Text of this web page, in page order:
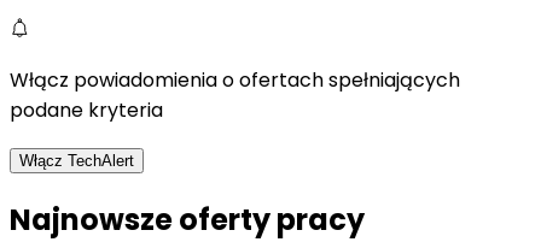
Włącz powiadomienia o ofertach spełniających
podane kryteria
Włącz TechAlert
Najnowsze oferty pracy